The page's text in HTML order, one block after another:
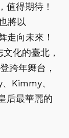
值得期待！
將以
走向未來！
化的臺北，
跨年舞台，
Kimmy、
后最華麗的